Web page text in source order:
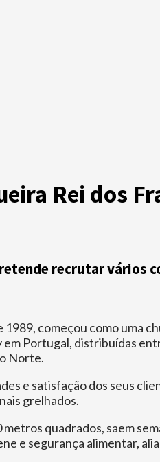
Rei dos
recrutar
começou como uma
Portugal, distribuídas
Norte.
e satisfação dos seus
grelhados.
metros quadrados, saem
e segurança alimentar,